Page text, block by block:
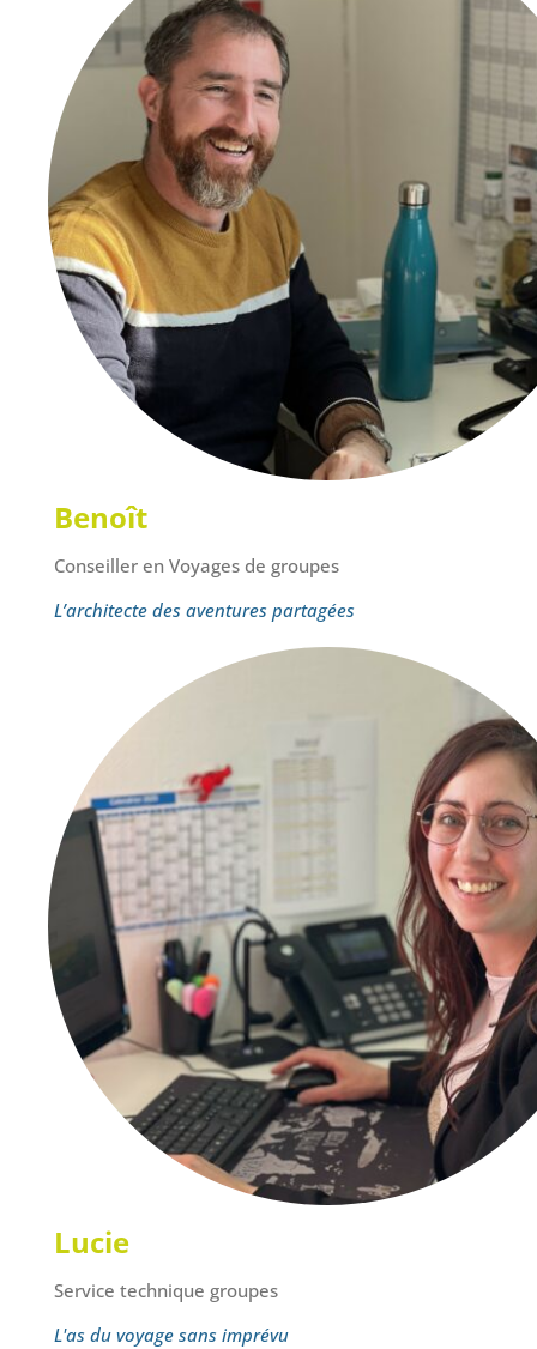
Benoît
Conseiller en Voyages de groupes
L’architecte des aventures partagées
Lucie
Service technique groupes
L'as du voyage sans imprévu